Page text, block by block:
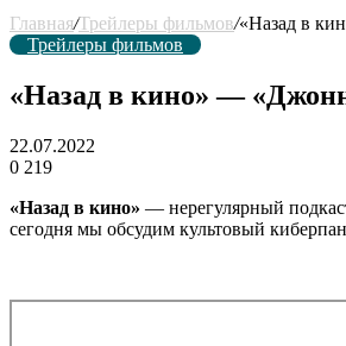
Главная/Трейлеры фильмов/«Назад в
Трейлеры фильмов
«Назад в кино» —
22.07.2022
0 219
«Назад в кино» — нерегулярный
сегодня мы обсудим культовый